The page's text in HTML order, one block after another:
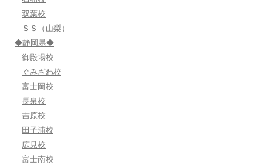
双葉校
ＳＳ（山梨）
◆静岡県◆
御殿場校
ぐみざわ校
富士岡校
長泉校
吉原校
田子浦校
広見校
富士南校